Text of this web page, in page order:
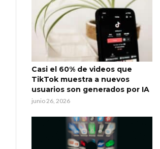
Casi el 60% de videos que
TikTok muestra a nuevos
usuarios son generados por IA
junio 26, 2026